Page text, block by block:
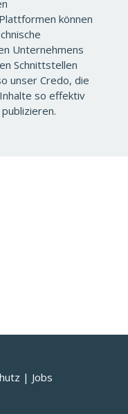
können
Unternehmens
Schnittstellen
unser Credo, die
so effektiv
| Jobs